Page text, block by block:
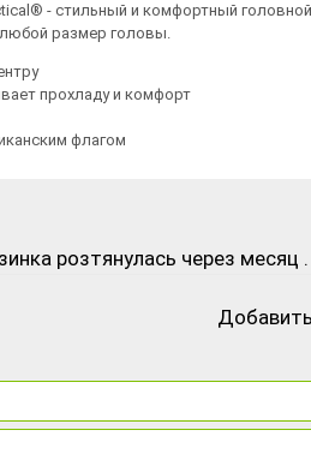
- стильный и комфортный
любой размер головы.
прохладу и комфорт
флагом
розтянулась через